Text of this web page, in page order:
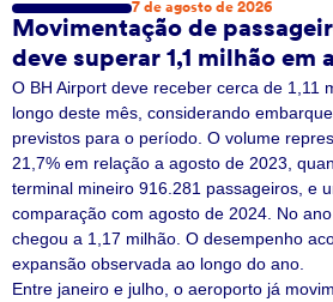
7 de agosto de 2026
Movimentação de
deve superar 1,1 milhão em
O BH Airport deve receber cerca de 1,11
longo deste mês, considerando
previstos para o período. O volume
21,7% em relação a agosto de 2023,
terminal mineiro 916.281 passageiros, e
comparação com agosto de 2024. No
chegou a 1,17 milhão. O desempenho
expansão observada ao longo do ano.
Entre janeiro e julho, o aeroporto já